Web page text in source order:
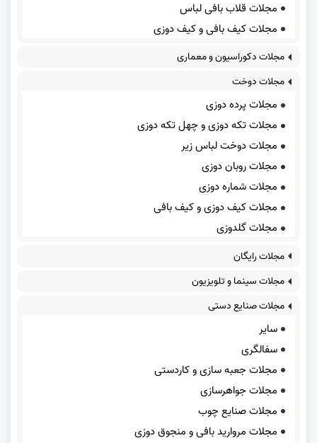
مجلات قلاب بافی لباس
مجلات کیف بافی و کیف دوزی
مجلات دکوراسیون و معماری
مجلات دوخت
مجلات پرده دوزی
مجلات تکه دوزی و چهل تکه دوزی
مجلات دوخت لباس زیر
مجلات روبان دوزی
مجلات شماره دوزی
مجلات کیف دوزی و کیف بافی
مجلات گلدوزی
مجلات رایگان
مجلات سینما و تلویزیون
مجلات صنایع دستی
سایر
سفالگری
مجلات جعبه سازی و کاردستی
مجلات جواهرسازی
مجلات صنایع چوب
مجلات مروارید بافی و منجوق دوزی